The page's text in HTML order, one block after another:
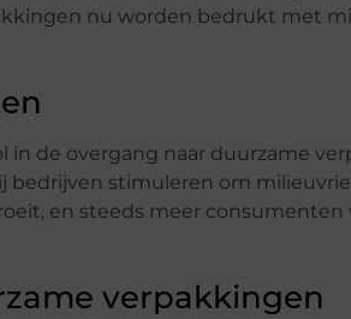
nu worden bedrukt met
in de overgang naar duurzame
bedrijven stimuleren om
en steeds meer
verpakkingen